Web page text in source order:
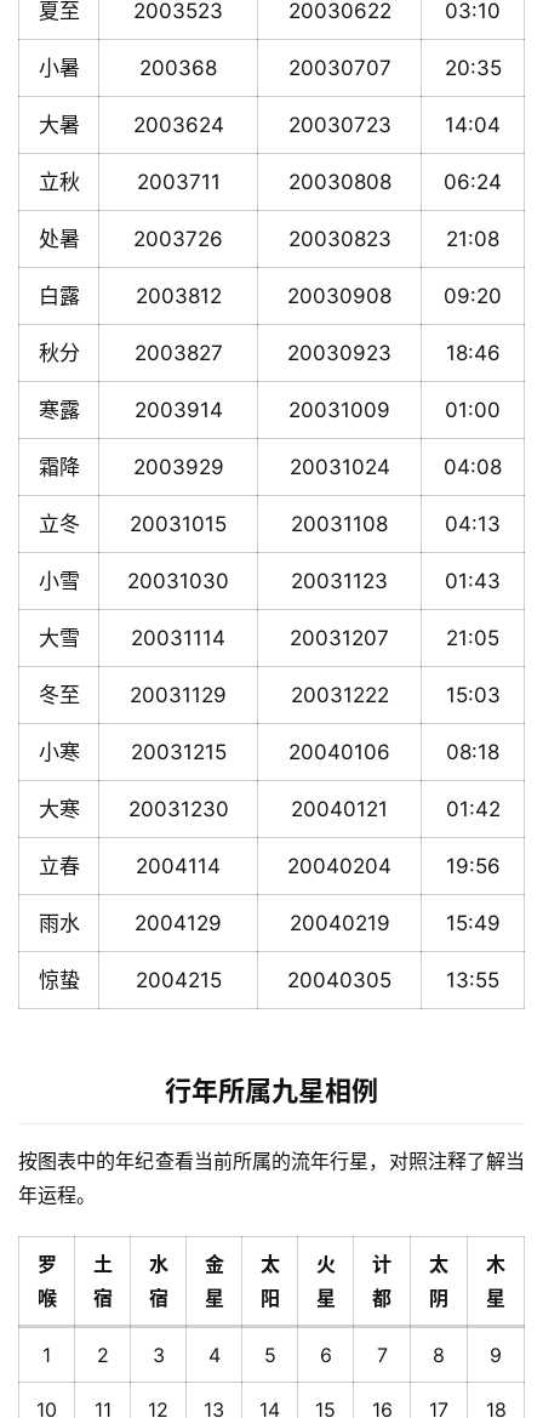
夏至 2003523 20030622 03:10
小暑 200368 20030707 20:35
大暑 2003624 20030723 14:04
立秋 2003711 20030808 06:24
处暑 2003726 20030823 21:08
白露 2003812 20030908 09:20
秋分 2003827 20030923 18:46
寒露 2003914 20031009 01:00
霜降 2003929 20031024 04:08
立冬 20031015 20031108 04:13
小雪 20031030 20031123 01:43
大雪 20031114 20031207 21:05
冬至 20031129 20031222 15:03
小寒 20031215 20040106 08:18
大寒 20031230 20040121 01:42
立春 2004114 20040204 19:56
雨水 2004129 20040219 15:49
惊蛰 2004215 20040305 13:55
行年所属九星相例
按图表中的年纪查看当前所属的流年行星，对照注释了解当
年运程。
罗
喉
土
宿
水
宿
金
星
太
阳
火
星
计
都
太
阴
木
星
1 2 3 4 5 6 7 8 9
10 11 12 13 14 15 16 17 18